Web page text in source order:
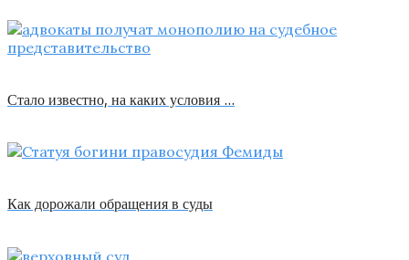
Стало известно, на каких условия …
Как дорожали обращения в суды